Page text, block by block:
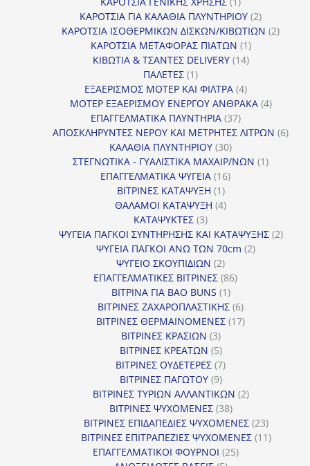
προϊόν
ΚΑΡΟΤΣΙΑ ΓΙΑ ΚΑΛΑΘΙΑ ΠΛΥΝΤΗΡΙΟΥ 22
προϊόντα
ΚΑΡΟΤΣΙΑ ΙΣΟΘΕΡΜΙΚΩΝ ΔΙΣΚΩΝ/ΚΙΒΩΤΙΩΝ 22
ΚΑΡΟΤΣΙΑ ΜΕΤΑΦΟΡΑΣ ΠΙΑΤΩΝ 11
προϊόν
ΚΙΒΩΤΙΑ & ΤΣΑΝΤΕΣ DELIVERY 1414
ΠΑΛΕΤΕΣ 11
προϊόν
ΕΞΑΕΡΙΣΜΟΣ ΜΟΤΕΡ ΚΑΙ ΦΙΛΤΡΑ 44
προϊόντα
ΜΟΤΕΡ ΕΞΑΕΡΙΣΜΟΥ ΕΝΕΡΓΟΥ ΑΝΘΡΑΚΑ 44
ΕΠΑΓΓΕΛΜΑΤΙΚΑ ΠΛΥΝΤΗΡΙΑ 3737
προϊόντα
ΑΠΟΣΚΛΗΡΥΝΤΕΣ ΝΕΡΟΥ ΚΑΙ ΜΕΤΡΗΤΕΣ ΛΙΤΡΩΝ 66
ΚΑΛΑΘΙΑ ΠΛΥΝΤΗΡΙΟΥ 3030
προϊόντα
ΣΤΕΓΝΩΤΙΚΑ - ΓΥΑΛΙΣΤΙΚΑ ΜΑΧΑΙΡ/ΝΩΝ 11
ΕΠΑΓΓΕΛΜΑΤΙΚΑ ΨΥΓΕΙΑ 1616
ΒΙΤΡΙΝΕΣ ΚΑΤΑΨΥΞΗ 11
προϊόν
ΘΑΛΑΜΟΙ ΚΑΤΑΨΥΞΗ 44
ΚΑΤΑΨΥΚΤΕΣ 33
προϊόντα
ΨΥΓΕΙΑ ΠΑΓΚΟΙ ΣΥΝΤΗΡΗΣΗΣ ΚΑΙ ΚΑΤΑΨΥΞΗΣ 22
ΨΥΓΕΙΑ ΠΑΓΚΟΙ ΑΝΩ ΤΩΝ 70cm 22
ΨΥΓΕΙΟ ΣΚΟΥΠΙΔΙΩΝ 22
προϊόντα
ΕΠΑΓΓΕΛΜΑΤΙΚΕΣ ΒΙΤΡΙΝΕΣ 8686
ΒΙΤΡΙΝΑ ΓΙΑ BAO BUNS 11
προϊόν
ΒΙΤΡΙΝΕΣ ΖΑΧΑΡΟΠΛΑΣΤΙΚΗΣ 66
προϊόντα
ΒΙΤΡΙΝΕΣ ΘΕΡΜΑΙΝΟΜΕΝΕΣ 1717
ΒΙΤΡΙΝΕΣ ΚΡΑΣΙΩΝ 33
προϊόντα
ΒΙΤΡΙΝΕΣ ΚΡΕΑΤΩΝ 55
προϊόντα
ΒΙΤΡΙΝΕΣ ΟΥΔΕΤΕΡΕΣ 77
ΒΙΤΡΙΝΕΣ ΠΑΓΩΤΟΥ 99
προϊόντα
ΒΙΤΡΙΝΕΣ ΤΥΡΙΩΝ ΑΛΛΑΝΤΙΚΩΝ 22
ΒΙΤΡΙΝΕΣ ΨΥΧΟΜΕΝΕΣ 3838
προϊόντα
ΒΙΤΡΙΝΕΣ ΕΠΙΔΑΠΕΔΙΕΣ ΨΥΧΟΜΕΝΕΣ 2323
προϊόντα
ΒΙΤΡΙΝΕΣ ΕΠΙΤΡΑΠΕΖΙΕΣ ΨΥΧΟΜΕΝΕΣ 1111
ΕΠΑΓΓΕΛΜΑΤΙΚΟΙ ΦΟΥΡΝΟΙ 2525